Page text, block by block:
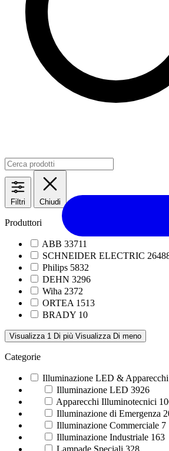
Filtri Chiudi
Produttori
ABB 33711
SCHNEIDER ELECTRIC
Philips 5832
DEHN 3296
Wiha 2372
ORTEA 1513
BRADY 10
Visualizza 1 Di più Visualizza Di meno
Categorie
Illuminazione LED & Apparecchi
Illuminazione LED 3926
Apparecchi Illuminotecnici
Illuminazione di Emergenza
Illuminazione Commerciale 7
Illuminazione Industriale 163